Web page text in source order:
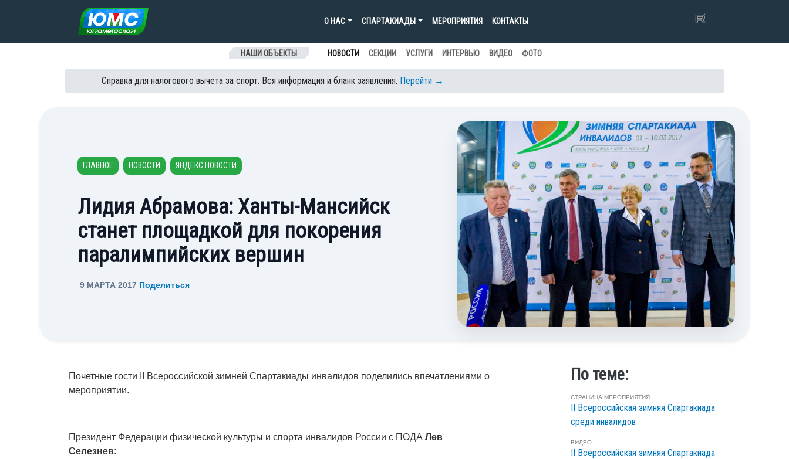
Перейти к содержанию
О НАС СПАРТАКИАДЫ МЕРОПРИЯТИЯ КОНТАКТЫ
НАШИ ОБЪЕКТЫ НОВОСТИ СЕКЦИИ УСЛУГИ ИНТЕРВЬЮ ВИДЕО ФОТО
Справка для налогового вычета за спорт. Вся информация и бланк заявления. Перейти →
ГЛАВНОЕ НОВОСТИ ЯНДЕКС.НОВОСТИ
Лидия Абрамова: Ханты-Мансийск
станет площадкой для покорения
паралимпийских вершин
9 МАРТА 2017 Поделиться
Почетные гости II Всероссийской зимней Спартакиады инвалидов поделились впечатлениями о
мероприятии.
Президент Федерации физической культуры и спорта инвалидов России с ПОДА Лев
Селезнев:
По теме:
СТРАНИЦА МЕРОПРИЯТИЯ
II Всероссийская зимняя Спартакиада
среди инвалидов
ВИДЕО
II Всероссийская зимняя Спартакиада